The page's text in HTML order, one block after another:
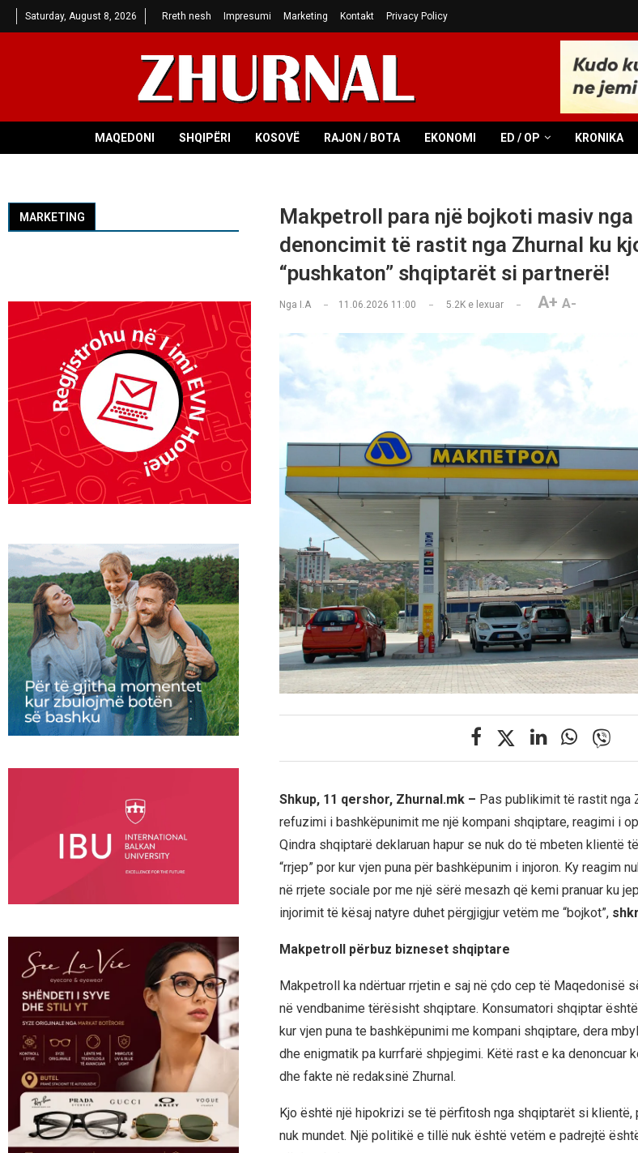
Saturday, August 8, 2026 Rreth nesh Impresumi Marketing Kontakt Privacy Policy
MAQEDONI SHQIPËRI KOSOVË RAJON / BOTA EKONOMI ED / OP KRONIKA
Makpetroll para një bojkoti masiv
denoncimit të rastit nga Zhurnal ku
“pushkaton” shqiptarët si partnerë!
Nga I.A 11.06.2026 11:00 5.2Ke lexuar A+ A-
Shkup, 11 qershor, Zhurnal.mk – Pas publikimit të rastit nga
refuzimi i bashkëpunimit me një kompani shqiptare, reagimi i
Qindra shqiptarë deklaruan hapur se nuk do të mbeten klientë
“rrjep” por kur vjen puna për bashkëpunim i injoron. Ky reagim
në rrjete sociale por me një sërë mesazh që kemi pranuar ku
injorimit të kësaj natyre duhet përgjigjur vetëm me “bojkot”,
Makpetroll përbuz bizneset shqiptare
Makpetroll ka ndërtuar rrjetin e saj në çdo cep të Maqedonisë
në vendbanime tërësisht shqiptare. Konsumatori shqiptar
kur vjen puna te bashkëpunimi me kompani shqiptare, dera
dhe enigmatik pa kurrfarë shpjegimi. Këtë rast e ka denoncuar
dhe fakte në redaksinë Zhurnal.
Kjo është një hipokrizi se të përfitosh nga shqiptarët si klientë,
nuk mundet. Një politikë e tillë nuk është vetëm e padrejtë
MARKETING